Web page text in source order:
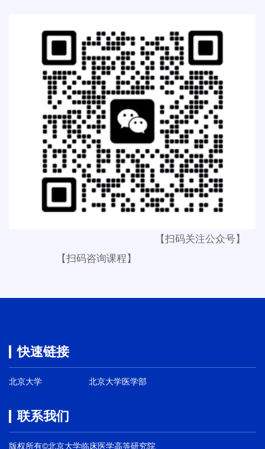
【扫码关注公众号】
【扫码咨询课程】
快速链接
北京大学 北京大学医学部
联系我们
版权所有©北京大学临床医学高等研究院